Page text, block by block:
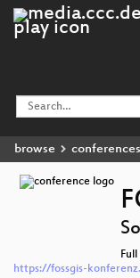
browse conferences
https://fossgis-